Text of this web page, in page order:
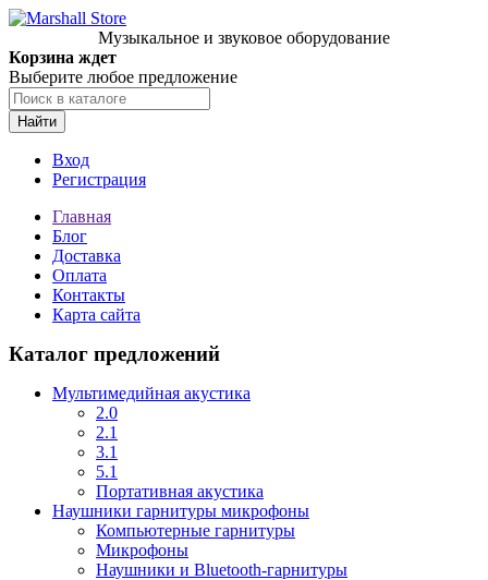
Музыкальное и звуковое оборудование
Корзина ждет
Выберите любое предложение
Найти
Вход
Регистрация
Главная
Блог
Доставка
Оплата
Контакты
Карта сайта
Каталог предложений
Мультимедийная акустика
2.0
2.1
3.1
5.1
Портативная акустика
Наушники гарнитуры микрофоны
Компьютерные гарнитуры
Микрофоны
Наушники и Bluetooth-гарнитуры